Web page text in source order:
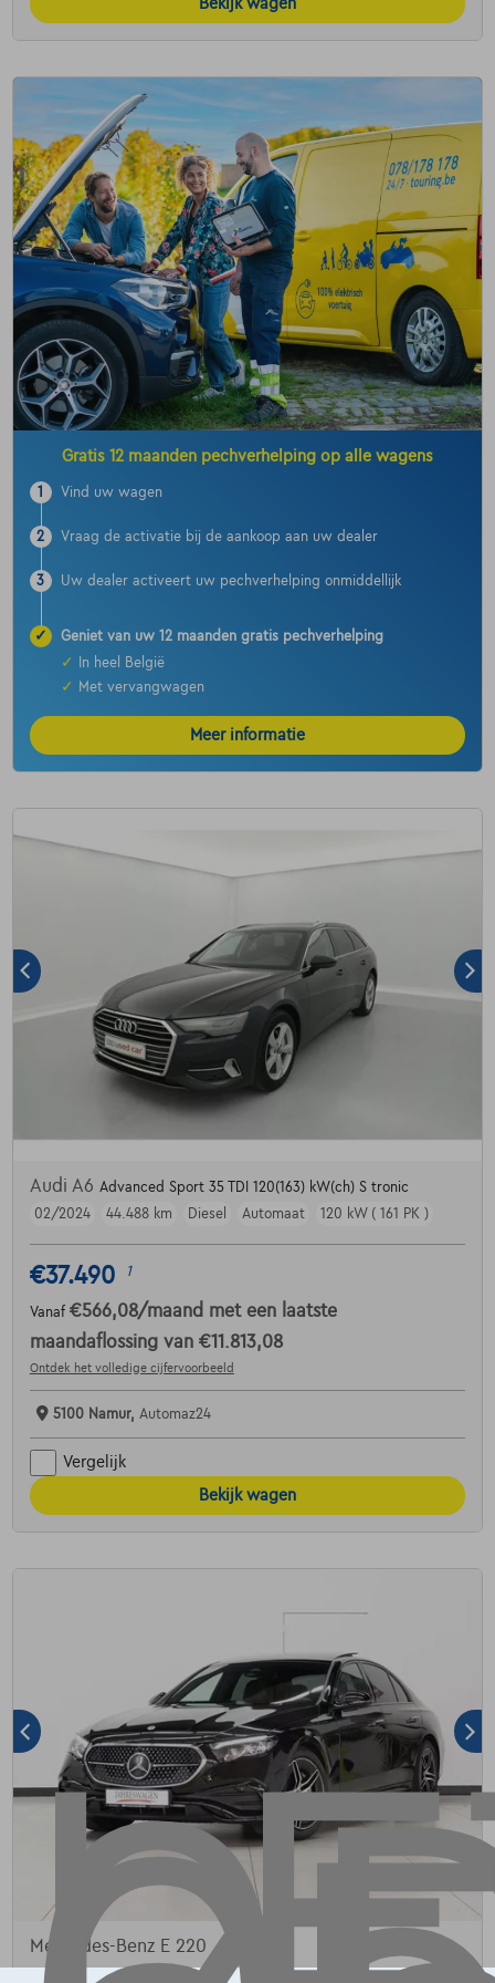
Bekijk wagen
Gratis 12 maanden pechverhelping op alle wagens
1 Vind uw wagen
2 Vraag de activatie bij de aankoop aan uw dealer
3 Uw dealer activeert uw pechverhelping onmiddellijk
✓
Geniet van uw 12 maanden gratis pechverhelping
✓
In heel België
✓
Met vervangwagen
Meer informatie
Audi A6 Advanced Sport 35 TDI 120(163) kW(ch) S tronic
02/2024
44.488 km Diesel Automaat 120 kW ( 161 PK )
€37.490 1
Vanaf €566,08/maand met een laatste
maandaflossing van €11.813,08
Ontdek het volledige cijfervoorbeeld
5100 Namur, Automaz24
Vergelijk
Bekijk wagen
Mercedes-Benz E 220
d AMG Line Night PANORAMA Distronic KEYLESS